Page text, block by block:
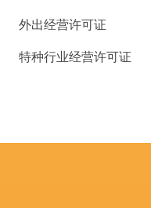
外出经营许可证
特种行业经营许可证